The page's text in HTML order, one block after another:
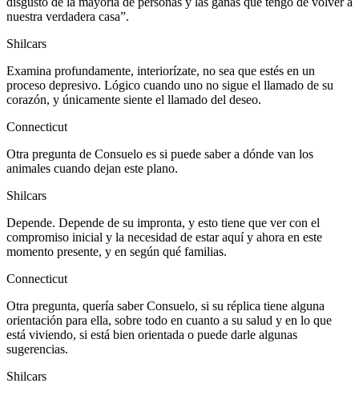
nuestra verdadera casa”.
Shilcars
Examina profundamente, interiorízate, no sea que estés en un
proceso depresivo. Lógico cuando uno no sigue el llamado de su
corazón, y únicamente siente el llamado del deseo.
Connecticut
Otra pregunta de Consuelo es si puede saber a dónde van los
animales cuando dejan este plano.
Shilcars
Depende. Depende de su impronta, y esto tiene que ver con el
compromiso inicial y la necesidad de estar aquí y ahora en este
momento presente, y en según qué familias.
Connecticut
Otra pregunta, quería saber Consuelo, si su réplica tiene alguna
orientación para ella, sobre todo en cuanto a su salud y en lo que
está viviendo, si está bien orientada o puede darle algunas
sugerencias.
Shilcars